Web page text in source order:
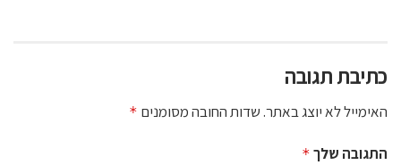
כתיבת תגובה
האימייל לא יוצג באתר.שדות החובה מסומנים *
התגובה שלך *